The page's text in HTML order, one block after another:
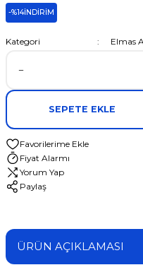
-%14İNDİRİM
Kategori Elmas
SEPETE EKLE
Fiyat Alarmı
Yorum Yap
Paylaş
ÜRÜN AÇIKLAMASI